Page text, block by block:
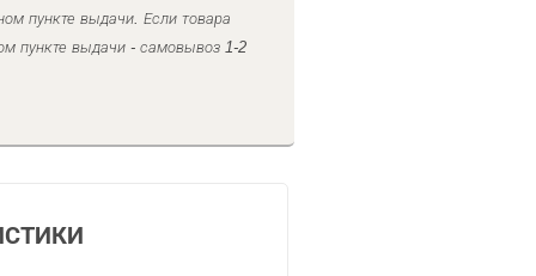
пункте выдачи. Если товара
пункте выдачи - самовывоз 1-2